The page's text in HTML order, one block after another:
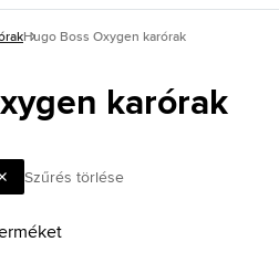
Hugo Boss Oxygen karórak
karórak
Szűrés törlése